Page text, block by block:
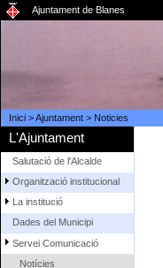
Ajuntament de Blanes
Inici>Ajuntament> Noticies
L'Ajuntament
Salutació de l'Alcalde
Organització institucional
La institució
Dades del Municipi
Servei Comunicació
Notícies